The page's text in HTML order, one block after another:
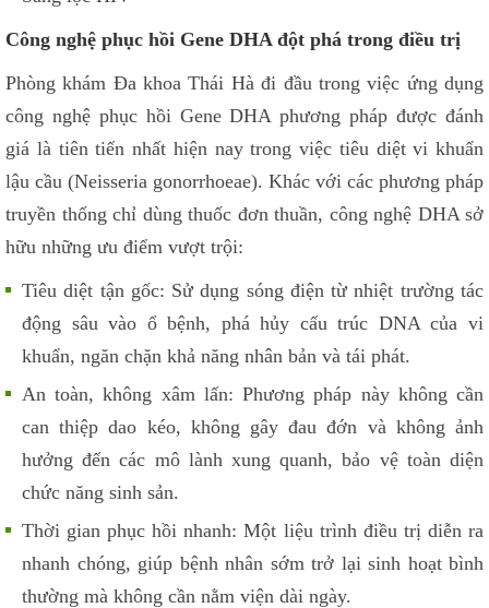
Công nghệ phục hồi Gene DHA đột phá trong điều trị
Phòng khám Đa khoa Thái Hà đi đầu trong việc ứng dụng
công nghệ phục hồi Gene DHA phương pháp được đánh
giá là tiên tiến nhất hiện nay trong việc tiêu diệt vi khuẩn
lậu cầu (Neisseria gonorrhoeae). Khác với các phương pháp
truyền thống chỉ dùng thuốc đơn thuần, công nghệ DHA sở
hữu những ưu điểm vượt trội:
Tiêu diệt tận gốc: Sử dụng sóng điện từ nhiệt trường tác
động sâu vào ổ bệnh, phá hủy cấu trúc DNA của vi
khuẩn, ngăn chặn khả năng nhân bản và tái phát.
An toàn, không xâm lấn: Phương pháp này không cần
can thiệp dao kéo, không gây đau đớn và không ảnh
hưởng đến các mô lành xung quanh, bảo vệ toàn diện
chức năng sinh sản.
Thời gian phục hồi nhanh: Một liệu trình điều trị diễn ra
nhanh chóng, giúp bệnh nhân sớm trở lại sinh hoạt bình
thường mà không cần nằm viện dài ngày.